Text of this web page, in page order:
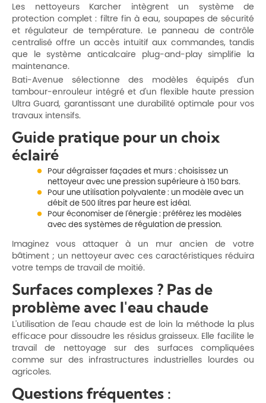
Les nettoyeurs Karcher intègrent un système de
protection complet : filtre fin à eau, soupapes de sécurité
et régulateur de température. Le panneau de contrôle
centralisé offre un accès intuitif aux commandes, tandis
que le système anticalcaire plug-and-play simplifie la
maintenance.
Bati-Avenue sélectionne des modèles équipés d'un
tambour-enrouleur intégré et d'un flexible haute pression
Ultra Guard, garantissant une durabilité optimale pour vos
travaux intensifs.
Guide pratique pour un choix
éclairé
Pour dégraisser façades et murs : choisissez un
nettoyeur avec une pression supérieure à 150 bars.
Pour une utilisation polyvalente : un modèle avec un
débit de 500 litres par heure est idéal.
Pour économiser de l'énergie : préférez les modèles
avec des systèmes de régulation de pression.
Imaginez vous attaquer à un mur ancien de votre
bâtiment ; un nettoyeur avec ces caractéristiques réduira
votre temps de travail de moitié.
Surfaces complexes ? Pas de
problème avec l'eau chaude
L'utilisation de l'eau chaude est de loin la méthode la plus
efficace pour dissoudre les résidus graisseux. Elle facilite le
travail de nettoyage sur des surfaces compliquées
comme sur des infrastructures industrielles lourdes ou
agricoles.
Questions fréquentes :